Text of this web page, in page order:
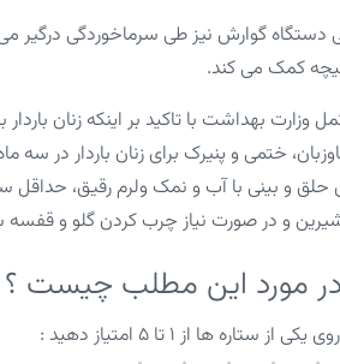
دستگاه گوارش نیز طی سرماخوردگی
پیچه کمک می ‌کند.
بهداشت با تاکید بر اینکه زنان
ختمی و پنیرک برای زنان باردار در سه
و بینی با آب و نمک ولرم رقیق، حداقل سه
و در صورت نیاز چرب کردن گلو و قفسه
مورد این مطلب چیست ؟
از ستاره ها از ۱ تا ۵ امتیاز دهید :